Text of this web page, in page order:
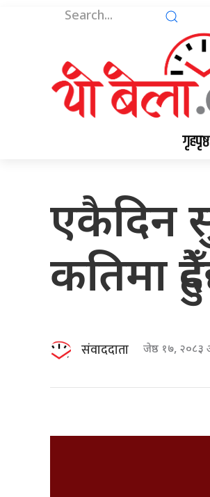
गृहपृष्ठ
एकैदिन
कतिमा
संवाददाता जेष्ठ १७, २०८३